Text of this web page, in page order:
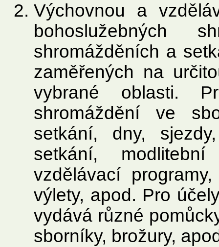
Výchovnou a
bohoslužebných
shromážděních a
zaměřených na
vybrané oblasti.
shromáždění ve
setkání, dny,
setkání,
vzdělávací
výlety, apod. Pro
vydává různé
sborníky, brožury,